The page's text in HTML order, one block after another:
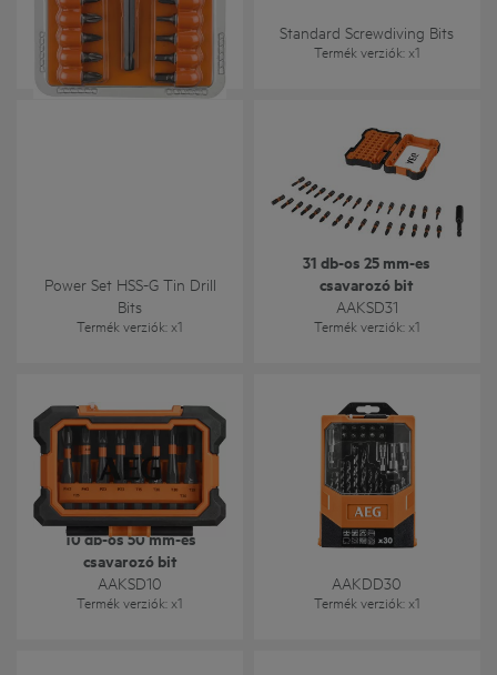
Attachment with 10
Screwdriving Bits
Termék verziók: x2
Standard Screwdiving Bits
Termék verziók: x1
Power Set HSS-G Tin Drill
Bits
Termék verziók: x1
31 db-os 25 mm-es
csavarozó bit
AAKSD31
Termék verziók: x1
10 db-os 50 mm-es
csavarozó bit
AAKSD10
Termék verziók: x1
AAKDD30
Termék verziók: x1